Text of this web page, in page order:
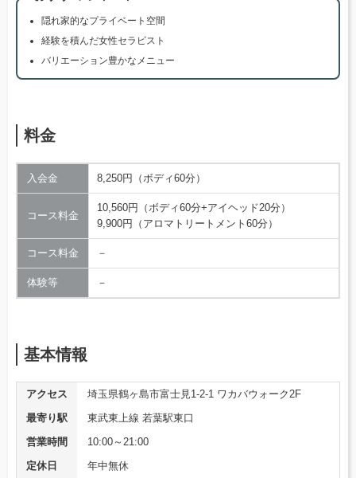
隠れ家的なプライベート空間
経験を積んだ女性セラピスト
バリエーション豊かなメニュー
料金
入会金 8,250円（ボディ60分）
コース料金
10,560円（ボディ60分+アイヘッド20分）
9,900円（アロマトリートメント60分）
コース料金 －
体験等 －
基本情報
アクセス
埼玉県鶴ヶ島市富士見1-2-1 ワカバウォーク2F
最寄り駅
東武東上線 若葉駅東口
営業時間
10:00～21:00
定休日
年中無休